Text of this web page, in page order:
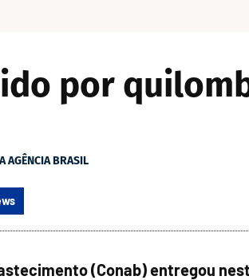
por
AGÊNCIA BRASIL
(Conab) entregou